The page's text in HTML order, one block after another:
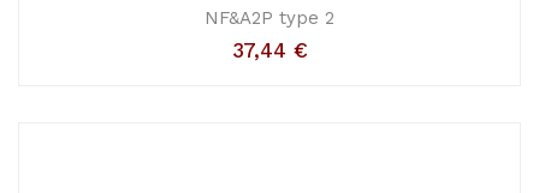
NF&A2P type 2
37,44 €